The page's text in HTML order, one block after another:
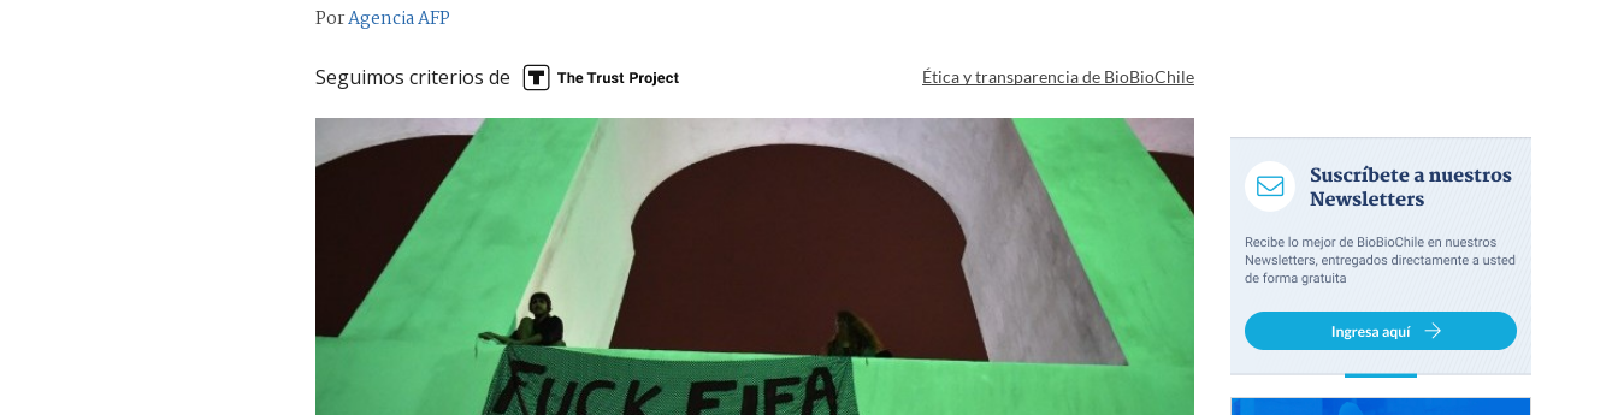
PorAgencia AFP
Seguimos criterios de Ética y transparencia de BioBioChile